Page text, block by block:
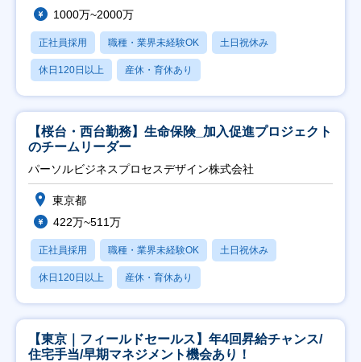
1000万~2000万
正社員採用 職種・業界未経験OK 土日祝休み
休日120日以上 産休・育休あり
【桜台・西台勤務】生命保険_加入促進プロジェクト
のチームリーダー
パーソルビジネスプロセスデザイン株式会社
東京都
422万~511万
正社員採用 職種・業界未経験OK 土日祝休み
休日120日以上 産休・育休あり
【東京｜フィールドセールス】年4回昇給チャンス/
住宅手当/早期マネジメント機会あり！